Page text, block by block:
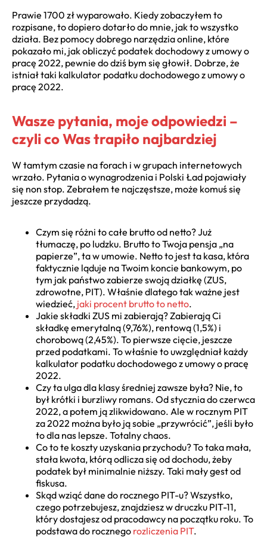
Prawie 1700 zł wyparowało. Kiedy zobaczyłem to
rozpisane, to dopiero dotarło do mnie, jak to wszystko
działa. Bez pomocy dobrego narzędzia online, które
pokazało mi, jak obliczyć podatek dochodowy z umowy o
pracę 2022, pewnie do dziś bym się głowił. Dobrze, że
istniał taki kalkulator podatku dochodowego z umowy o
pracę 2022.
Wasze pytania, moje odpowiedzi –
czyli co Was trapiło najbardziej
W tamtym czasie na forach i w grupach internetowych
wrzało. Pytania o wynagrodzenia i Polski Ład pojawiały
się non stop. Zebrałem te najczęstsze, może komuś się
jeszcze przydadzą.
Czym się różni to całe brutto od netto? Już
tłumaczę, po ludzku. Brutto to Twoja pensja „na
papierze”, ta w umowie. Netto to jest ta kasa, która
faktycznie ląduje na Twoim koncie bankowym, po
tym jak państwo zabierze swoją działkę (ZUS,
zdrowotne, PIT). Właśnie dlatego tak ważne jest
wiedzieć, jaki procent brutto to netto.
Jakie składki ZUS mi zabierają? Zabierają Ci
składkę emerytalną (9,76%), rentową (1,5%) i
chorobową (2,45%). To pierwsze cięcie, jeszcze
przed podatkami. To właśnie to uwzględniał każdy
kalkulator podatku dochodowego z umowy o pracę
2022.
Czy ta ulga dla klasy średniej zawsze była? Nie, to
był krótki i burzliwy romans. Od stycznia do czerwca
2022, a potem ją zlikwidowano. Ale w rocznym PIT
za 2022 można było ją sobie „przywrócić”, jeśli było
to dla nas lepsze. Totalny chaos.
Co to te koszty uzyskania przychodu? To taka mała,
stała kwota, którą odlicza się od dochodu, żeby
podatek był minimalnie niższy. Taki mały gest od
fiskusa.
Skąd wziąć dane do rocznego PIT-u? Wszystko,
czego potrzebujesz, znajdziesz w druczku PIT-11,
który dostajesz od pracodawcy na początku roku. To
podstawa do rocznego rozliczenia PIT.